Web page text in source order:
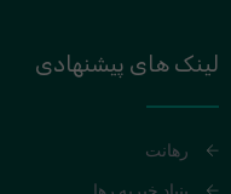
لینک های پیشنهادی
رهانت